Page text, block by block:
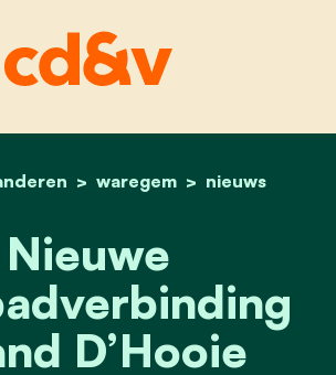
home
waregem nieuws
nieuwe
Nieuwe
D’Hooie